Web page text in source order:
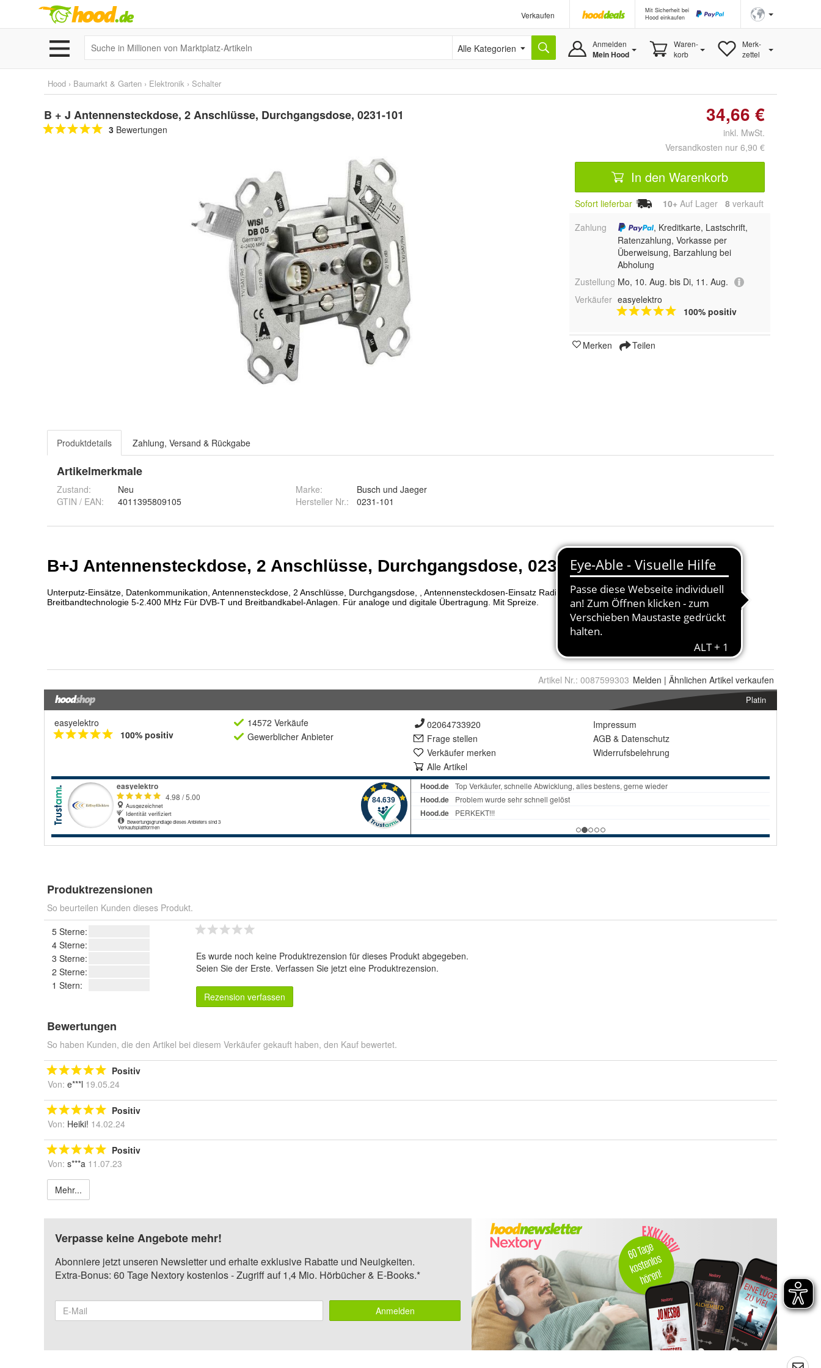
Verkaufen
Mit Sicherheit bei
Hood einkaufen
Alle Kategorien Anmelden
Mein Hood
Waren-
korb
Merk-
zettel
Hood › Baumarkt & Garten › Elektronik › Schalter
B + J Antennensteckdose, 2 Anschlüsse, Durchgangsdose, 0231-101
3 Bewertungen
34,66 €
inkl. MwSt.
Versandkosten nur 6,90 €
In den Warenkorb
Sofort lieferbar 10+ Auf Lager 8 verkauft
Zahlung
, Kreditkarte, Lastschrift,
Ratenzahlung, Vorkasse per
Überweisung, Barzahlung bei
Abholung
Zustellung Mo, 10. Aug. bis Di, 11. Aug.
Verkäufer easyelektro
100% positiv
Merken Teilen
Produktdetails Zahlung, Versand & Rückgabe
Artikelmerkmale
Zustand:
Neu
GTIN / EAN:
4011395809105
Marke:
Busch und Jaeger
Hersteller Nr.:
0231-101
Artikel Nr.: 0087599303 Melden | Ähnlichen Artikel verkaufen
Platin
easyelektro
100% positiv
14572 Verkäufe
Gewerblicher Anbieter
02064733920
Frage stellen
Verkäufer merken
Alle Artikel
Impressum
AGB & Datenschutz
Widerrufsbelehrung
Produktrezensionen
So beurteilen Kunden dieses Produkt.
5 Sterne:
4 Sterne:
3 Sterne:
2 Sterne:
1 Stern:
Es wurde noch keine Produktrezension für dieses Produkt abgegeben.
Seien Sie der Erste. Verfassen Sie jetzt eine Produktrezension.
Rezension verfassen
Bewertungen
So haben Kunden, die den Artikel bei diesem Verkäufer gekauft haben, den Kauf bewertet.
Positiv
Von: e***l 19.05.24
Positiv
Von: Heiki! 14.02.24
Positiv
Von: s***a 11.07.23
Mehr...
Verpasse keine Angebote mehr!
Abonniere jetzt unseren Newsletter und erhalte exklusive Rabatte und Neuigkeiten.
Extra-Bonus: 60 Tage Nextory kostenlos - Zugriff auf 1,4 Mio. Hörbücher & E-Books.*
Anmelden